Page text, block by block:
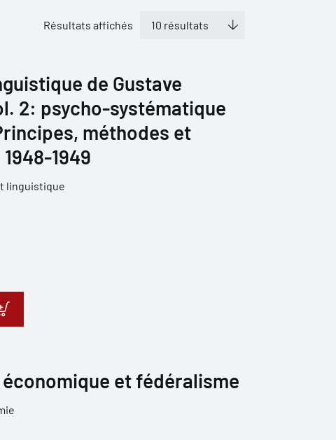
Résultats affichés
de Gustave
2: psycho-systématique
méthodes et
1949
linguistique
et fédéralisme